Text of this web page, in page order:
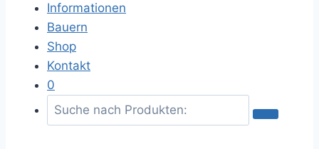
Informationen
Bauern
Shop
Kontakt
0
u